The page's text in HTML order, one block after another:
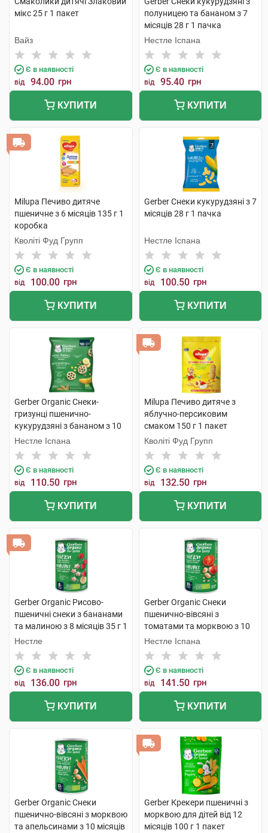
мікс 25 г 1 пакет
Вайз
Є в наявності
від 94.00 грн
КУПИТИ
полуницею та бананом з 7
місяців 28 г 1 пачка
Нестле Іспана
Є в наявності
від 95.40 грн
КУПИТИ
Milupa Печиво дитяче
пшеничне з 6 місяців 135 г 1
коробка
Кволіті Фуд Групп
Є в наявності
від 100.00 грн
КУПИТИ
Gerber Снеки кукурудзяні з 7
місяців 28 г 1 пачка
Нестле Іспана
Є в наявності
від 100.50 грн
КУПИТИ
Gerber Organic Снеки-
гризунці пшенично-
кукурудзяні з бананом з 10
місяців 28 г 1 пачка
Нестле Іспана
Є в наявності
від 110.50 грн
КУПИТИ
Milupa Печиво дитяче з
яблучно-персиковим
смаком 150 г 1 пакет
Кволіті Фуд Групп
Є в наявності
від 132.50 грн
КУПИТИ
Gerber Organic Рисово-
пшеничні снеки з бананами
та малиною з 8 місяців 35 г 1
банка
Нестле
Є в наявності
від 136.00 грн
КУПИТИ
Gerber Organic Снеки
пшенично-вівсяні з
томатами та морквою з 10
місяців 35 г 1 банка
Нестле Іспана
Є в наявності
від 141.50 грн
КУПИТИ
Gerber Organic Снеки
пшенично-вівсяні з морквою
та апельсинами з 10 місяців
Gerber Крекери пшеничні з
морквою для дітей від 12
місяців 100 г 1 пакет